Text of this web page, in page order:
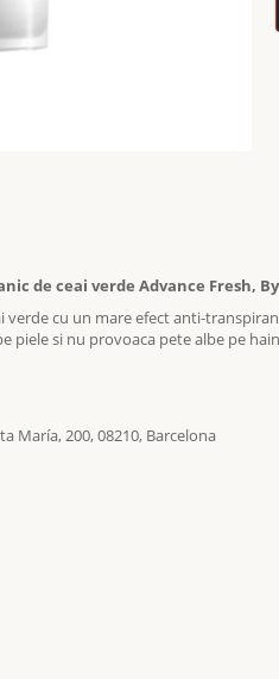
de ceai verde Advance Fresh,
verde cu un mare efect anti-
piele si nu provoaca pete albe pe
María, 200, 08210, Barcelona